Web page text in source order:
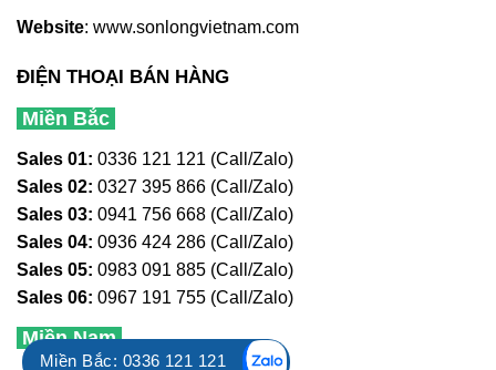
Website: www.sonlongvietnam.com
ĐIỆN THOẠI BÁN HÀNG
Miền Bắc
Sales 01: 0336 121 121 (Call/Zalo)
Sales 02: 0327 395 866 (Call/Zalo)
Sales 03: 0941 756 668 (Call/Zalo)
Sales 04: 0936 424 286 (Call/Zalo)
Sales 05: 0983 091 885 (Call/Zalo)
Sales 06: 0967 191 755 (Call/Zalo)
Miền Nam
Miền Bắc: 0336 121 121